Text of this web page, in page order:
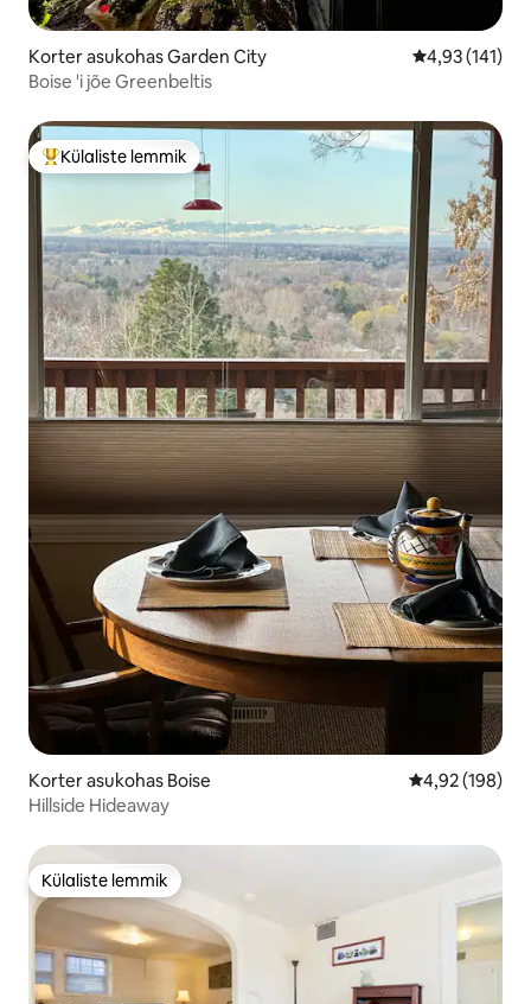
Korter asukohas Garden City Keskmine
4,93 (141)
Boise 'i jõe Greenbeltis
Külaliste suur lemmik
Külaliste lemmik
Korter asukohas Boise Keskmine
4,92 (198)
Hillside Hideaway
Külaliste lemmik
Külaliste lemmik